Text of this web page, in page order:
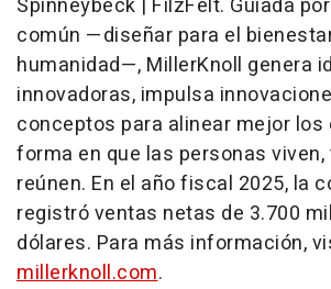
Spinneybeck | FilzFelt. Guiada
común —diseñar para el
humanidad—, MillerKnoll genera
innovadoras, impulsa
conceptos para alinear mejor
forma en que las personas
reúnen. En el año fiscal 2025, la
registró ventas netas de 3.700
dólares. Para más información,
millerknoll.com.